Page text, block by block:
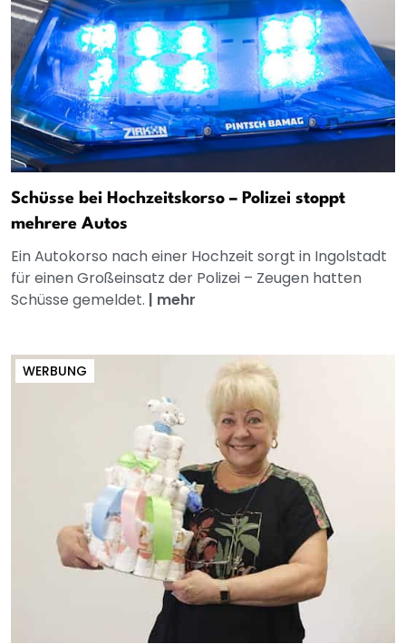
Schüsse bei Hochzeitskorso – Polizei stoppt
mehrere Autos
Ein Autokorso nach einer Hochzeit sorgt in Ingolstadt
für einen Großeinsatz der Polizei – Zeugen hatten
Schüsse gemeldet. | mehr
WERBUNG